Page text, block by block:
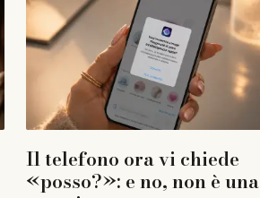
Il telefono ora vi chiede
«posso?»: e no, non è una